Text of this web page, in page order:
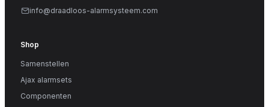
info@draadloos-alarmsysteem.com
Shop
Samenstellen
Ajax alarmsets
Componenten